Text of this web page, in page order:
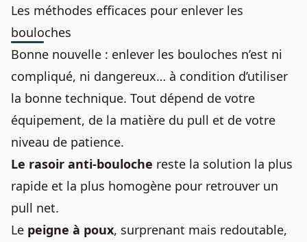
Les méthodes efficaces pour enlever les
bouloches
Bonne nouvelle : enlever les bouloches n’est ni
compliqué, ni dangereux… à condition d’utiliser
la bonne technique. Tout dépend de votre
équipement, de la matière du pull et de votre
niveau de patience.
Le rasoir anti-bouloche reste la solution la plus
rapide et la plus homogène pour retrouver un
pull net.
Le peigne à poux, surprenant mais redoutable,